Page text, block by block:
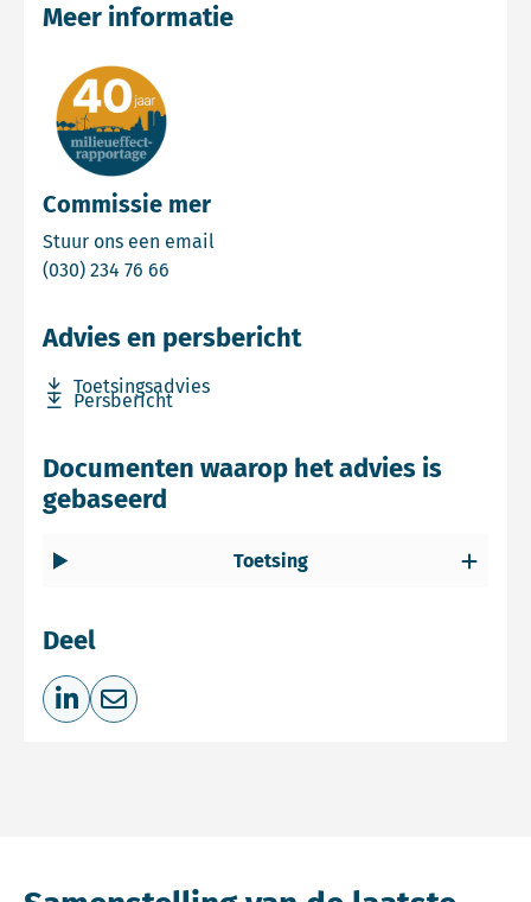
Commissie mer
Stuur ons een email
(030) 234 76 66
Meer informatie
Advies en persbericht
Toetsingsadvies
Download bestand Toetsingsadvies
Persbericht
Download bestand Persbericht
Documenten waarop het advies is
gebaseerd
Toetsing
Deel
Deel op LinkedIn
Deel via e-mail